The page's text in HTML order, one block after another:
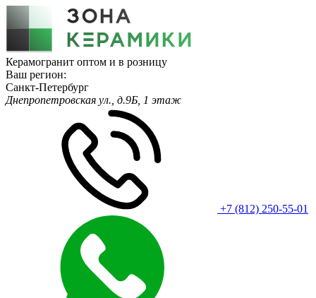
Керамогранит оптом и в розницу
Ваш регион:
Санкт-Петербург
Днепропетровская ул., д.9Б, 1 этаж
+7 (812) 250-55-01